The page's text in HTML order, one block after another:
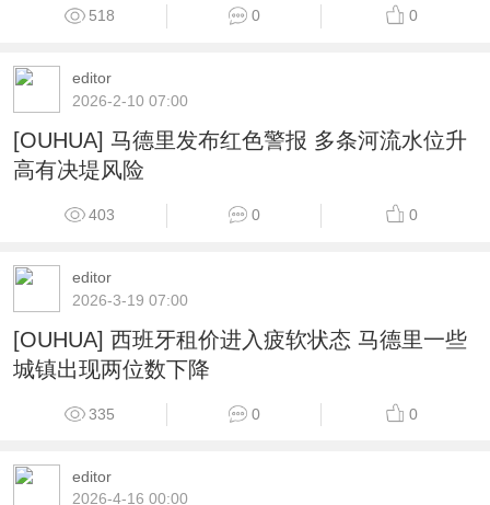
518 0 0
editor
2026-2-10 07:00
[OUHUA] 马德里发布红色警报 多条河流水位升
高有决堤风险
403 0 0
editor
2026-3-19 07:00
[OUHUA] 西班牙租价进入疲软状态 马德里一些
城镇出现两位数下降
335 0 0
editor
2026-4-16 00:00